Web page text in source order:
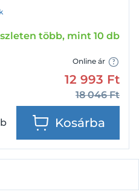
több, mint 10 db
Online ár
12 993 Ft
18 046 Ft
Kosárba